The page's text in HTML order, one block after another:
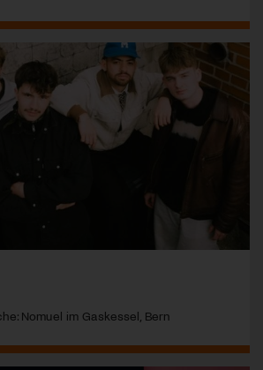
Nomuel im Gaskessel, Bern